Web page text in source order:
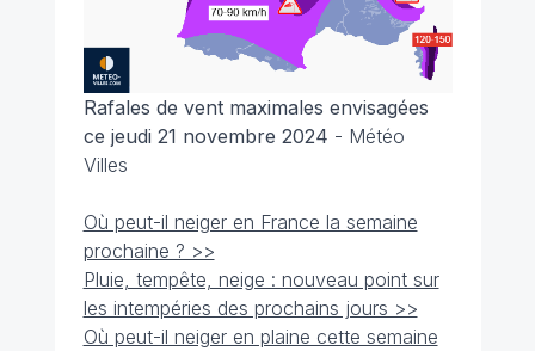
Rafales de vent maximales envisagées
ce jeudi 21 novembre 2024 - Météo
Villes
Où peut-il neiger en France la semaine
prochaine ? >>
Pluie, tempête, neige : nouveau point sur
les intempéries des prochains jours >>
Où peut-il neiger en plaine cette semaine